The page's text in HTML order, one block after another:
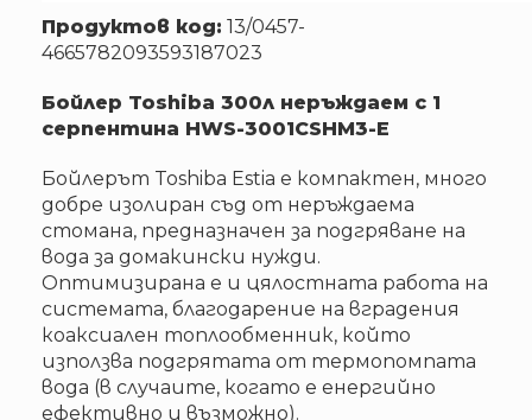
Продуктов код: 13/0457-
4665782093593187023
Бойлер Toshiba 300л неръждаем с 1
серпентина HWS-3001CSHM3-E
Бойлерът Toshiba Estia е компактен, много
добре изолиран съд от неръждаема
стомана, предназначен за подгряване на
вода за домакински нужди.
Оптимизирана е и цялостната работа на
системата, благодарение на вградения
коаксиален топлообменник, който
използва подгрятата от термопомпата
вода (в случаите, когато е енергийно
ефективно и възможно).